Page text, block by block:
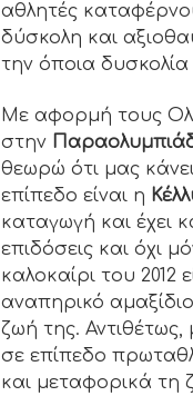
αθλητές
δύσκολη και
την όποια δυσκολία
Με αφορμή τους
στην
θεωρώ ότι μας
επίπεδο είναι η
καταγωγή και έχει
επιδόσεις και όχι
καλοκαίρι του
αναπηρικό
ζωή της.
σε επίπεδο
και μεταφορικά τη